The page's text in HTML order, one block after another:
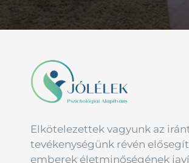
Elkötelezettek vagyunk az
tevékenységünk révén
emberek életminőségének